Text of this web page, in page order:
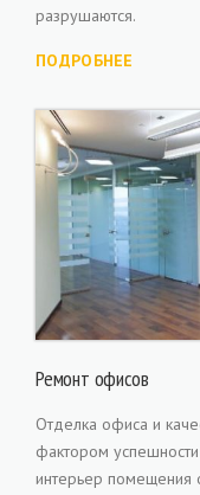
разрушаются.
ПОДРОБНЕЕ
Ремонт офисов
Отделка офиса и
фактором
интерьер помещения